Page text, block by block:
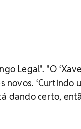
Legal". "O
novos. ‘Curtindo
dando certo,